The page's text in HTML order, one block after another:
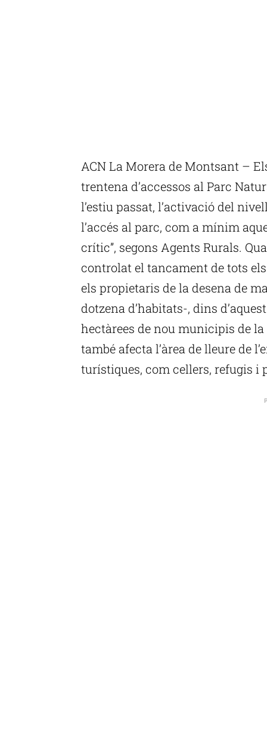
ACN La Morera de Montsant –
trentena d’accessos al Parc
l’estiu passat, l’activació del
l’accés al parc, com a mínim
crític”, segons Agents Rurals.
controlat el tancament de tots
els propietaris de la desena de
dotzena d’habitats-, dins
hectàrees de nou municipis de
també afecta l’àrea de lleure de
turístiques, com cellers, refugis i